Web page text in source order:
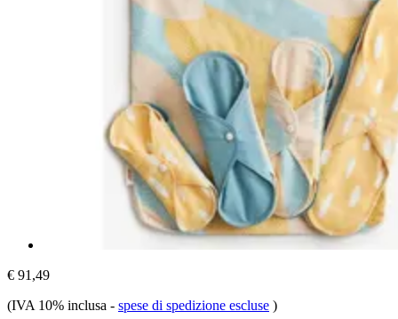
€ 91,49
(IVA 10% inclusa - spese di spedizione escluse )